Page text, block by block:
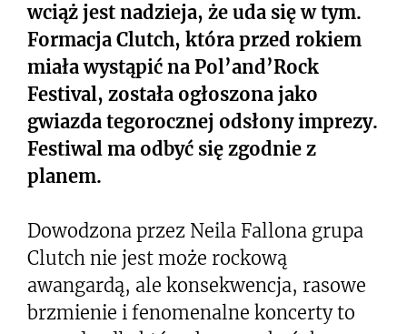
wciąż jest nadzieja, że uda się w tym.
Formacja Clutch, która przed rokiem
miała wystąpić na Pol’and’Rock
Festival, została ogłoszona jako
gwiazda tegorocznej odsłony imprezy.
Festiwal ma odbyć się zgodnie z
planem.
Dowodzona przez Neila Fallona grupa
Clutch nie jest może rockową
awangardą, ale konsekwencja, rasowe
brzmienie i fenomenalne koncerty to